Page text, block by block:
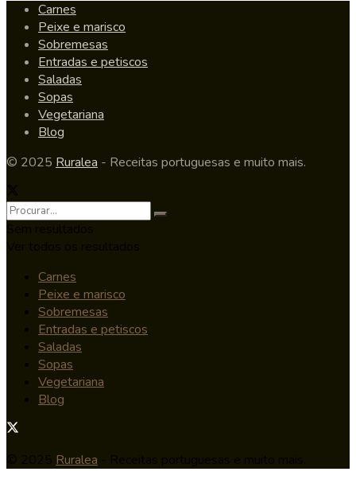
Carnes
Peixe e marisco
Sobremesas
Entradas e petiscos
Saladas
Sopas
Vegetariana
Blog
© 2025 Ruralea - Receitas portuguesas e muito mais.
Carnes
Peixe e marisco
Sobremesas
Entradas e petiscos
Saladas
Sopas
Vegetariana
Blog
Ruralea